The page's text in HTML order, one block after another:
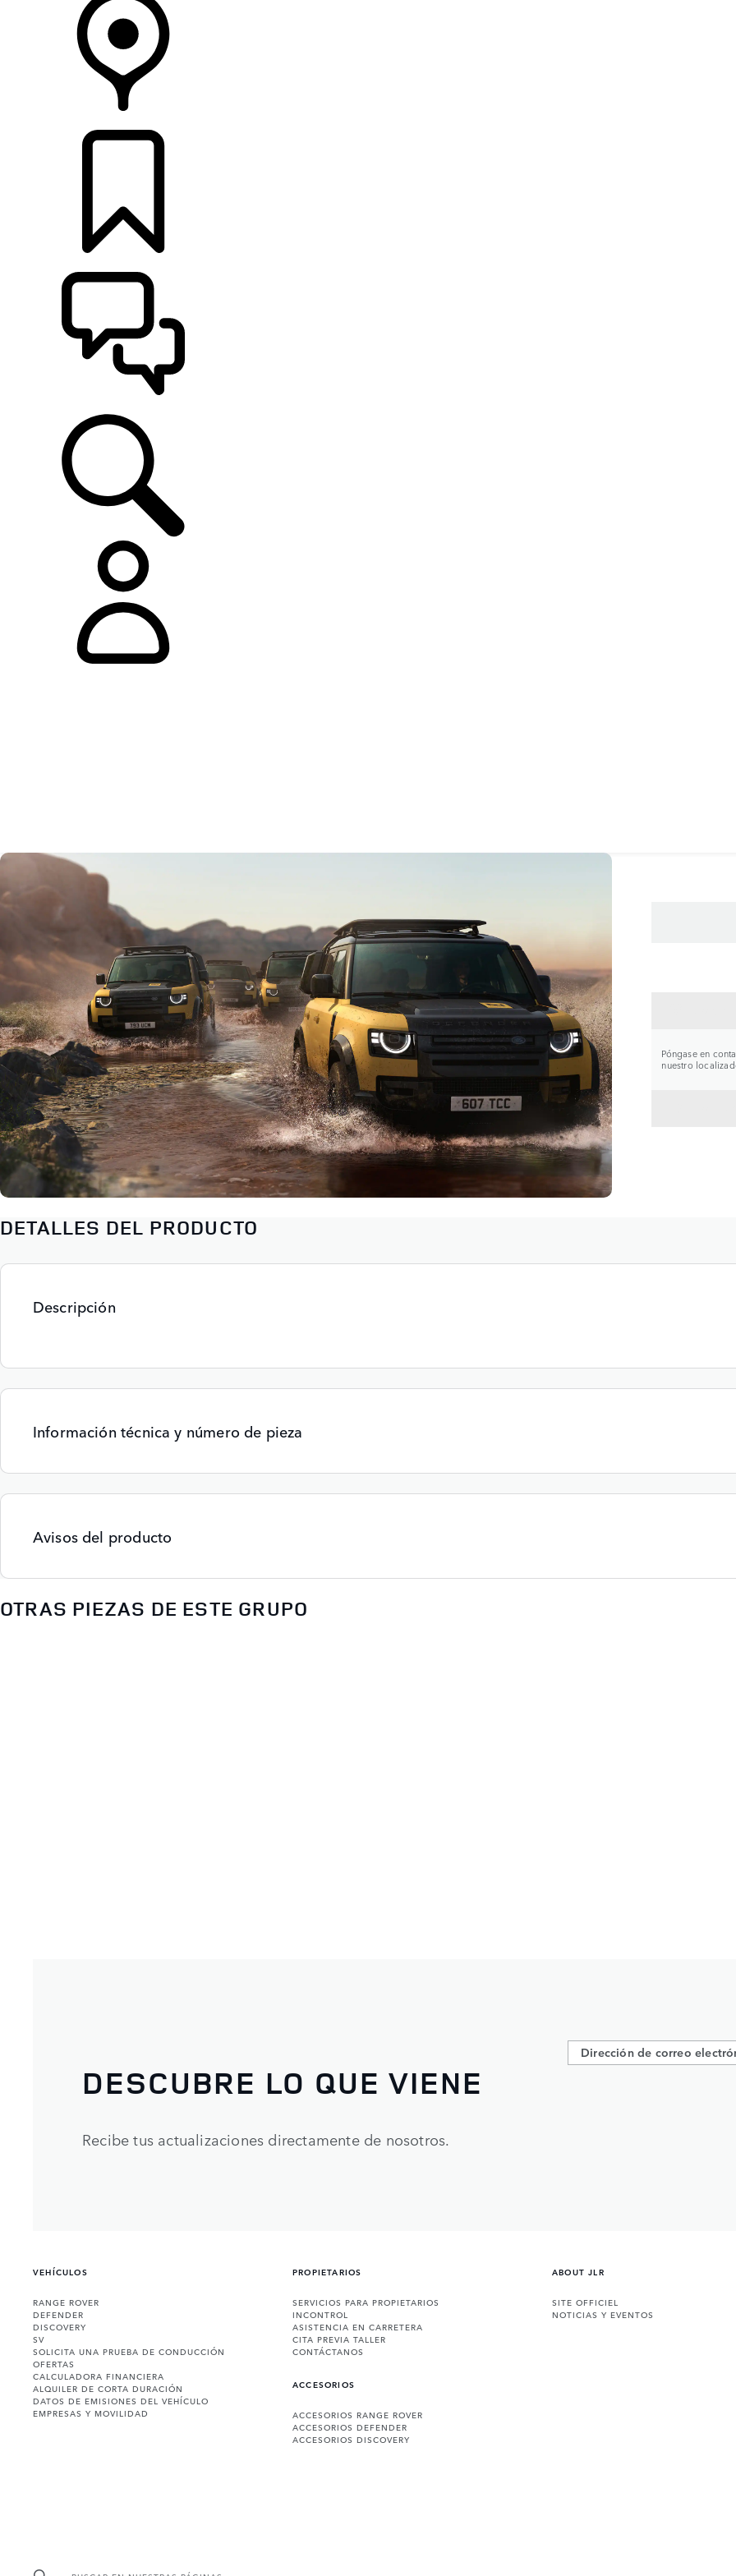
Póngase en
nuestro
DETALLES DEL PRODUCTO
Descripción
Información técnica y número de pieza
Avisos del producto
OTRAS PIEZAS DE ESTE GRUPO
DESCUBRE LO QUE VIENE
Recibe tus actualizaciones directamente de nosotros.
VEHÍCULOS
RANGE ROVER
DEFENDER
DISCOVERY
SV
SOLICITA UNA PRUEBA DE CONDUCCIÓN
OFERTAS
CALCULADORA FINANCIERA
ALQUILER DE CORTA DURACIÓN
DATOS DE EMISIONES DEL VEHÍCULO
EMPRESAS Y MOVILIDAD
PROPIETARIOS
SERVICIOS PARA PROPIETARIOS
INCONTROL
ASISTENCIA EN CARRETERA
CITA PREVIA TALLER
CONTÁCTANOS
ACCESORIOS
ACCESORIOS RANGE ROVER
ACCESORIOS DEFENDER
ACCESORIOS DISCOVERY
ABOUT JLR
SITE OFFICIEL
NOTICIAS Y EVENTOS